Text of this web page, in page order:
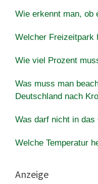
Wie erkennt man, ob
Welcher Freizeitpark
Wie viel Prozent
Was muss man
Deutschland nach
Was darf nicht in das
Welche Temperatur
Anzeige